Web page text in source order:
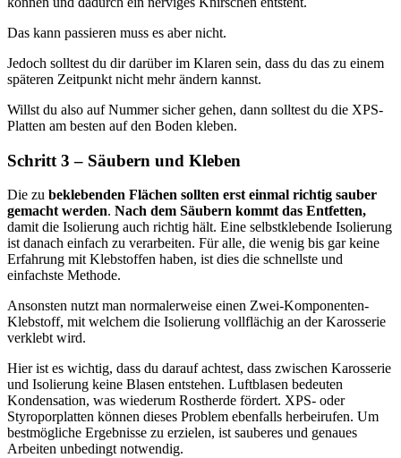
Das kann passieren muss es aber nicht.
Jedoch solltest du dir darüber im Klaren sein, dass du das zu einem
späteren Zeitpunkt nicht mehr ändern kannst.
Willst du also auf Nummer sicher gehen, dann solltest du die XPS-
Platten am besten auf den Boden kleben.
Schritt 3 – Säubern und Kleben
Die zu beklebenden Flächen sollten erst einmal richtig sauber
gemacht werden. Nach dem Säubern kommt das Entfetten,
damit die Isolierung auch richtig hält. Eine selbstklebende Isolierung
ist danach einfach zu verarbeiten. Für alle, die wenig bis gar keine
Erfahrung mit Klebstoffen haben, ist dies die schnellste und
einfachste Methode.
Ansonsten nutzt man normalerweise einen Zwei-Komponenten-
Klebstoff, mit welchem die Isolierung vollflächig an der Karosserie
verklebt wird.
Hier ist es wichtig, dass du darauf achtest, dass zwischen Karosserie
und Isolierung keine Blasen entstehen. Luftblasen bedeuten
Kondensation, was wiederum Rostherde fördert. XPS- oder
Styroporplatten können dieses Problem ebenfalls herbeirufen. Um
bestmögliche Ergebnisse zu erzielen, ist sauberes und genaues
Arbeiten unbedingt notwendig.